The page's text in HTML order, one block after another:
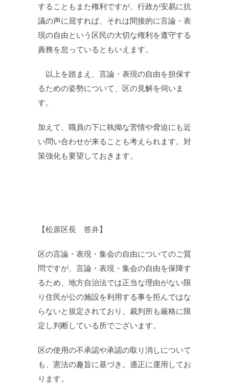
することもまた権利ですが、行政が安易に抗
議の声に屈すれば、それは間接的に言論・表
現の自由という区民の大切な権利を遵守する
責務を怠っているともいえます。
以上を踏まえ、言論・表現の自由を担保す
るための姿勢について、区の見解を伺いま
す。
加えて、職員の下に執拗な苦情や脅迫にも近
い問い合わせが来ることも考えられます。対
策強化も要望しておきます。
【松原区長 答弁】
区の言論・表現・集会の自由についてのご質
問ですが、言論・表現・集会の自由を保障す
るため、地方自治法では正当な理由がない限
り住民が公の施設を利用する事を拒んではな
らないと規定されており、裁判所も厳格に限
定し判断している所でございます。
区の使用の不承認や承認の取り消しについて
も、憲法の趣旨に基づき。適正に運用してお
ります。